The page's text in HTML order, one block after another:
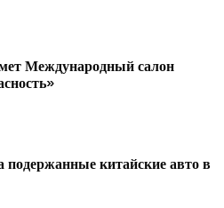
Международный салон
подержанные китайские авто в